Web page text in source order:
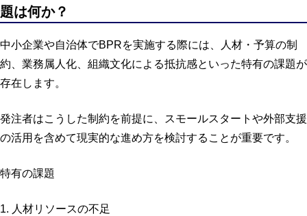
題は何か？
中小企業や自治体でBPRを実施する際には、人材・予算の制
約、業務属人化、組織文化による抵抗感といった特有の課題が
存在します。
発注者はこうした制約を前提に、スモールスタートや外部支援
の活用を含めて現実的な進め方を検討することが重要です。
特有の課題
1. 人材リソースの不足